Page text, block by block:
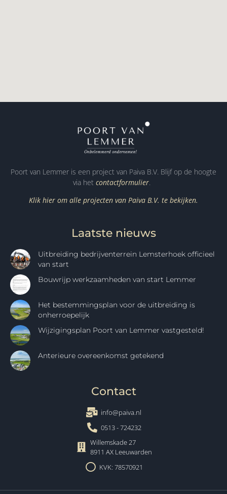
Poort van Lemmer is een project van Paiva B.V. Blijf op de hoogte
via het contactformulier.
Klik hier om alle projecten van Paiva B.V. te bekijken.
Laatste nieuws
Uitbreiding bedrijventerrein Lemsterhoek officieel
van start
Bouwrijp werkzaamheden van start Lemmer
Het bestemmingsplan voor de uitbreiding is
onherroepelijk
Wijzigingsplan Poort van Lemmer vastgesteld!
Anterieure overeenkomst getekend
Contact
info@paiva.nl
0513 - 724232
Willemskade 27
8911 AX Leeuwarden
KVK: 78570921